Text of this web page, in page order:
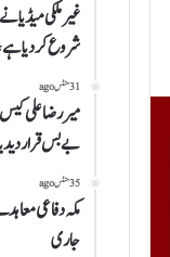
غیرملکی میڈیا
شروع کر دیا
31 منٹس ago
میر رضا علی
بے بس قرار
35 منٹس ago
مکہ دفاعی
جاری